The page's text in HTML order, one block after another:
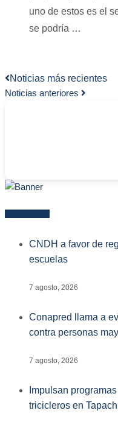
uno de estos es el
se podría …
Noticias más recientes
Noticias anteriores
CNDH a favor de
escuelas
7 agosto, 2026
Conapred llama a
contra personas
7 agosto, 2026
Impulsan
tricicleros en